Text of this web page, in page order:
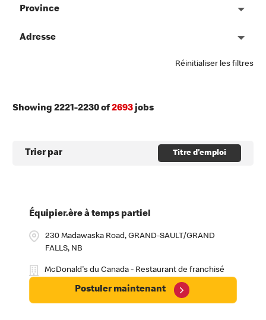
Province
Adresse
Réinitialiser les filtres
Showing 2221-2230of2693jobs
Trier par Titre d'emploi
Équipier.ère à temps partiel
230 Madawaska Road, GRAND-SAULT/GRAND
FALLS, NB
McDonald's du Canada - Restaurant de franchisé
Postuler maintenant